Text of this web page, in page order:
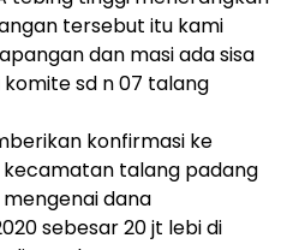
tersebut itu kami
dan masi ada sisa
komite sd n 07 talang
konfirmasi ke
talang padang
dana
sebesar 20 jt lebi di